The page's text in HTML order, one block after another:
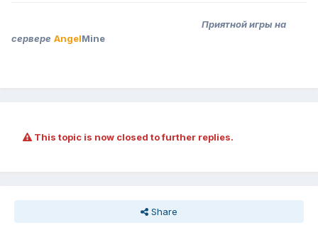
Приятной игры на
сервере AngelMine
This topic is now closed to further replies.
Share